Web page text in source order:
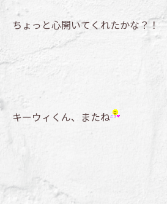
ちょっと心開いてくれたかな？！
キーウィくん、またね